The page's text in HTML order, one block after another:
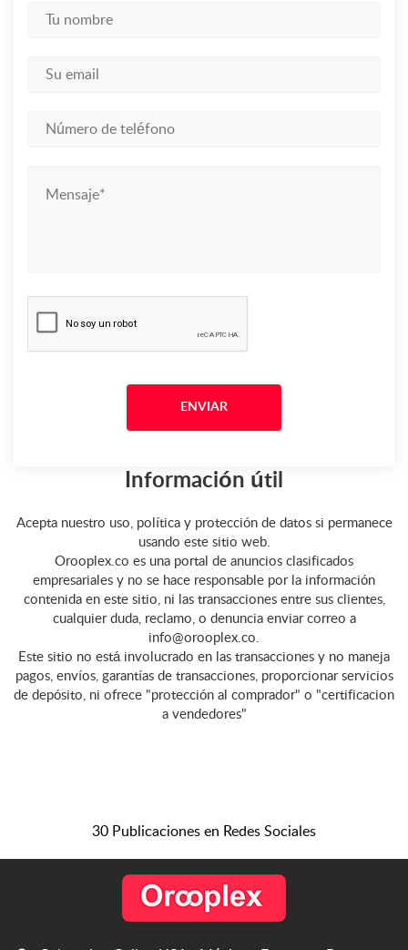
Información útil
Acepta nuestro uso, política y protección de datos si permanece
usando este sitio web.
Orooplex.co es una portal de anuncios clasificados
empresariales y no se hace responsable por la información
contenida en este sitio, ni las transacciones entre sus clientes,
cualquier duda, reclamo, o denuncia enviar correo a
info@orooplex.co.
Este sitio no está involucrado en las transacciones y no maneja
pagos, envíos, garantías de transacciones, proporcionar servicios
de depósito, ni ofrece "protección al comprador" o "certificacion
a vendedores"
30 Publicaciones en Redes Sociales